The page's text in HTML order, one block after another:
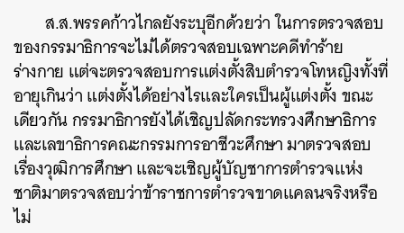
ส.ส.พรรคก้าวไกลยังระบุอีกด้วยว่า ในการตรวจสอบ
ของกรรมาธิการจะไม่ได้ตรวจสอบเฉพาะคดีทำร้าย
ร่างกาย แต่จะตรวจสอบการแต่งตั้งสิบตำรวจโทหญิงทั้งที่
อายุเกินว่า แต่งตั้งได้อย่างไรและใครเป็นผู้แต่งตั้ง ขณะ
เดียวกัน กรรมาธิการยังได้เชิญปลัดกระทรวงศึกษาธิการ
และเลขาธิการคณะกรรมการอาชีวะศึกษา มาตรวจสอบ
เรื่องวุฒิการศึกษา และจะเชิญผู้บัญชาการตำรวจแห่ง
ชาติมาตรวจสอบว่าข้าราชการตำรวจขาดแคลนจริงหรือ
ไม่